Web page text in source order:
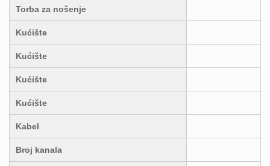
Torba za nošenje
Kućište
Kućište
Kućište
Kućište
Kabel
Broj kanala